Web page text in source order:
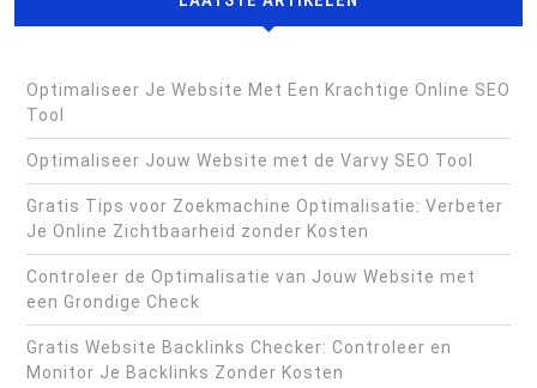
Optimaliseer Je Website Met Een Krachtige Online SEO
Tool
Optimaliseer Jouw Website met de Varvy SEO Tool
Gratis Tips voor Zoekmachine Optimalisatie: Verbeter
Je Online Zichtbaarheid zonder Kosten
Controleer de Optimalisatie van Jouw Website met
een Grondige Check
Gratis Website Backlinks Checker: Controleer en
Monitor Je Backlinks Zonder Kosten